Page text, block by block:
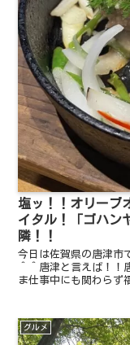
塩ッ！！オリーブ
イタル！「ゴハン
隣！！
今日は佐賀県の唐津市
＾＾唐津と言えば！
ま仕事中にも関わ
「お米」食いたい！
グルメ